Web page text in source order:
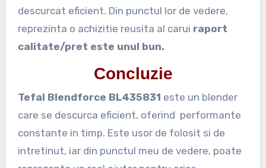
descurcat eficient. Din punctul lor de vedere,
reprezinta o achizitie reusita al carui raport
calitate/pret este unul bun.
Concluzie
Tefal Blendforce BL435831 este un blender
care se descurca eficient, oferind performante
constante in timp. Este usor de folosit si de
intretinut, iar din punctul meu de vedere, poate